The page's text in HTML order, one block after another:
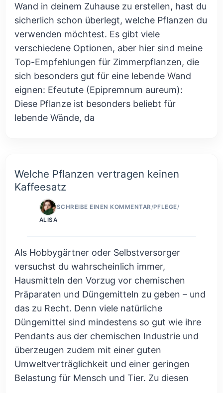
Wand in deinem Zuhause zu erstellen, hast du
sicherlich schon überlegt, welche Pflanzen du
verwenden möchtest. Es gibt viele
verschiedene Optionen, aber hier sind meine
Top-Empfehlungen für Zimmerpflanzen, die
sich besonders gut für eine lebende Wand
eignen: Efeutute (Epipremnum aureum):
Diese Pflanze ist besonders beliebt für
lebende Wände, da
Welche Pflanzen vertragen keinen
Kaffeesatz
SCHREIBE EINEN KOMMENTAR/PFLEGE/
ALISA
Als Hobbygärtner oder Selbstversorger
versuchst du wahrscheinlich immer,
Hausmitteln den Vorzug vor chemischen
Präparaten und Düngemitteln zu geben – und
das zu Recht. Denn viele natürliche
Düngemittel sind mindestens so gut wie ihre
Pendants aus der chemischen Industrie und
überzeugen zudem mit einer guten
Umweltverträglichkeit und einer geringen
Belastung für Mensch und Tier. Zu diesen